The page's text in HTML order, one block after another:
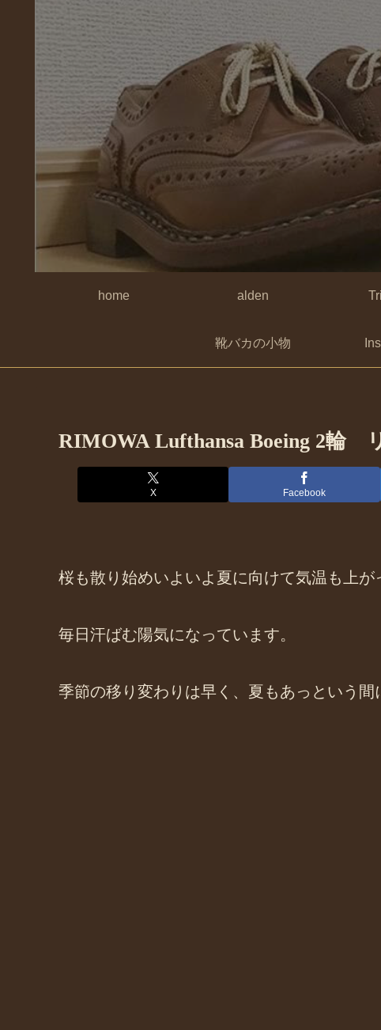
home alden
靴バカの小物
RIMOWA Lufthansa Boeing 2輪
X Facebook
桜も散り始めいよいよ夏に向けて気温も上が
毎日汗ばむ陽気になっています。
季節の移り変わりは早く、夏もあっという間